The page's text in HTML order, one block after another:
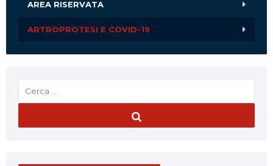
AREA RISERVATA
ARTROPROTESI E COVID-19